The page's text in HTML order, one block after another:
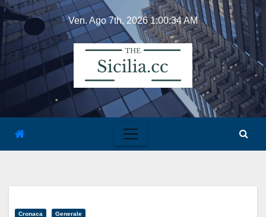
Skip
content
Ven. Ago 7th, 20261:00:34 AM
Cronaca Generale